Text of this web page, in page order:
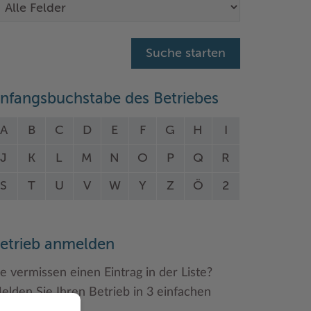
des Betriebes
A B C D E F G H
J K L M N O P Q R
S T U V W Y Z Ö 2
anmelden
vermissen einen Eintrag in der Liste?
Sie Ihren Betrieb in 3 einfachen